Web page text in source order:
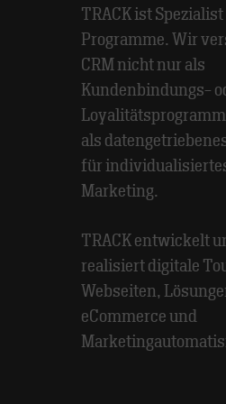
TRACK ist
Programme. Wir
CRM nicht nur als
Kundenbindungs-
als
für
Marketing.
TRACK entwickelt
realisiert digitale
Webseiten,
eCommerce und